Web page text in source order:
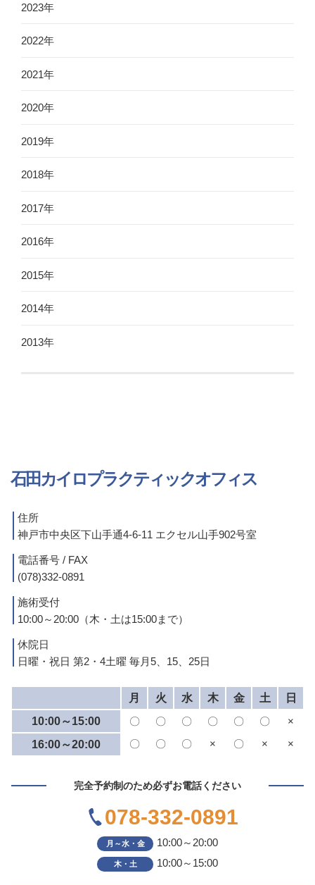
2023年
2022年
2021年
2020年
2019年
2018年
2017年
2016年
2015年
2014年
2013年
石田カイロプラクティックオフィス
住所
神戸市中央区下山手通4-6-11 エクセル山手902号室
電話番号 / FAX
(078)332-0891
施術受付
10:00～20:00（木・土は15:00まで）
休院日
日曜・祝日 第2・4土曜 毎月5、15、25日
月 火 水 木 金 土
日
10:00～15:00
〇 〇 〇 〇 〇 〇
×
16:00～20:00
〇 〇 〇 × 〇 × ×
完全予約制のため必ずお電話ください
078-332-0891
月～水・金 10:00～20:00
木・土 10:00～15:00